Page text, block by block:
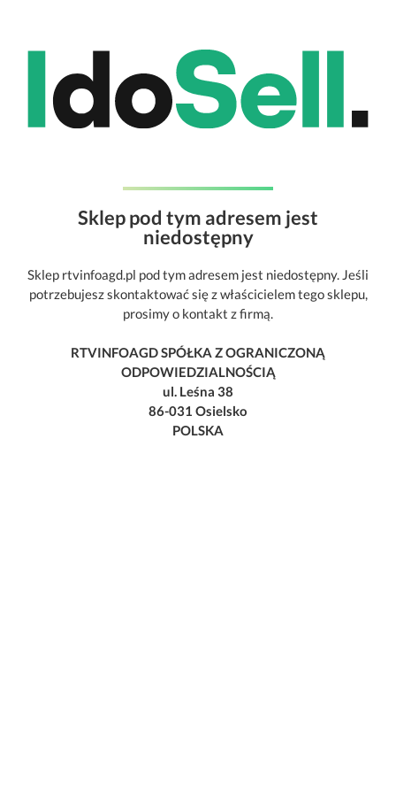
Sklep pod tym adresem jest
niedostępny
Sklep rtvinfoagd.pl pod tym adresem jest niedostępny. Jeśli
potrzebujesz skontaktować się z właścicielem tego sklepu,
prosimy o kontakt z firmą.
RTVINFOAGD SPÓŁKA Z OGRANICZONĄ
ODPOWIEDZIALNOŚCIĄ
ul. Leśna 38
86-031 Osielsko
POLSKA